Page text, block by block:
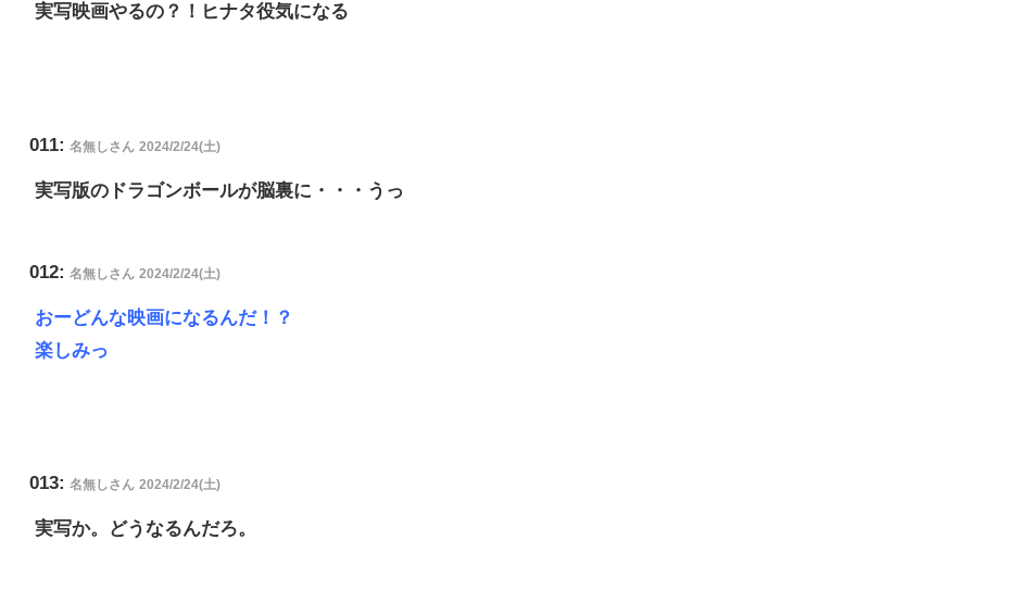
実写映画やるの？！ヒナタ役気になる
011: 名無しさん 2024/2/24(土)
実写版のドラゴンボールが脳裏に・・・うっ
012: 名無しさん 2024/2/24(土)
おーどんな映画になるんだ！？
楽しみっ
013: 名無しさん 2024/2/24(土)
実写か。どうなるんだろ。